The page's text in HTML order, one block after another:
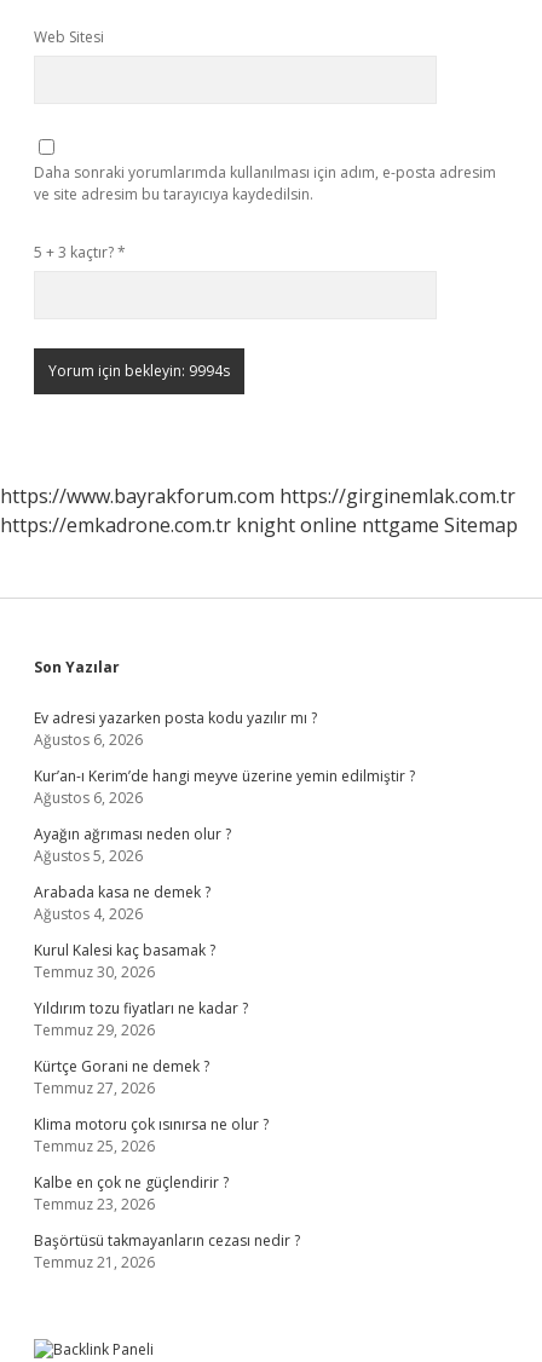
Web Sitesi
Daha sonraki yorumlarımda kullanılması için adım, e-posta adresim
ve site adresim bu tarayıcıya kaydedilsin.
5 + 3 kaçtır?*
https://www.bayrakforum.com https://girginemlak.com.tr
https://emkadrone.com.tr knight online nttgame Sitemap
Sidebar
Son Yazılar
Ev adresi yazarken posta kodu yazılır mı ?
Ağustos 6, 2026
Kur’an-ı Kerim’de hangi meyve üzerine yemin edilmiştir ?
Ağustos 6, 2026
Ayağın ağrıması neden olur ?
Ağustos 5, 2026
Arabada kasa ne demek ?
Ağustos 4, 2026
Kurul Kalesi kaç basamak ?
Temmuz 30, 2026
Yıldırım tozu fiyatları ne kadar ?
Temmuz 29, 2026
Kürtçe Gorani ne demek ?
Temmuz 27, 2026
Klima motoru çok ısınırsa ne olur ?
Temmuz 25, 2026
Kalbe en çok ne güçlendirir ?
Temmuz 23, 2026
Başörtüsü takmayanların cezası nedir ?
Temmuz 21, 2026